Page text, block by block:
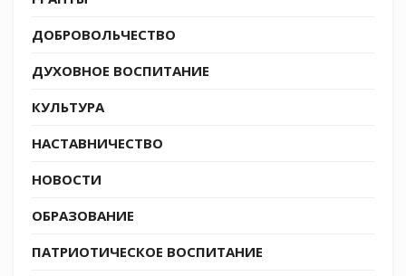
ДОБРОВОЛЬЧЕСТВО
ДУХОВНОЕ ВОСПИТАНИЕ
КУЛЬТУРА
НАСТАВНИЧЕСТВО
НОВОСТИ
ОБРАЗОВАНИЕ
ПАТРИОТИЧЕСКОЕ ВОСПИТАНИЕ